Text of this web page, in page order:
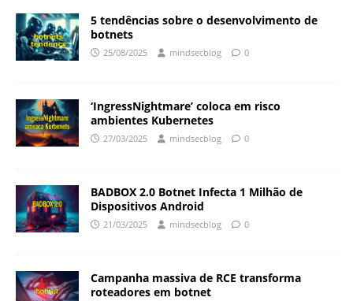
5 tendências sobre o desenvolvimento de
botnets
25/08/2025 mindsecblog 0
‘IngressNightmare’ coloca em risco
ambientes Kubernetes
27/03/2025 mindsecblog 0
BADBOX 2.0 Botnet Infecta 1 Milhão de
Dispositivos Android
21/03/2025 mindsecblog 0
Campanha massiva de RCE transforma
roteadores em botnet